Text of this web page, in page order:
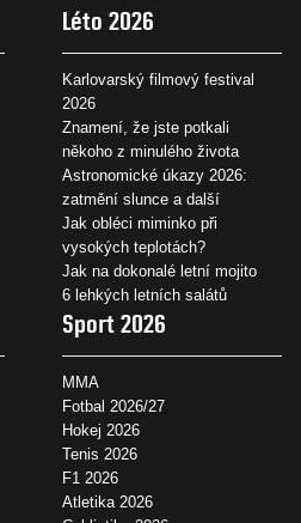
Léto 2026
Karlovarský filmový festival
2026
Znamení, že jste potkali
někoho z minulého života
Astronomické úkazy 2026:
zatmění slunce a další
Jak obléci miminko při
vysokých teplotách?
Jak na dokonalé letní mojito
6 lehkých letních salátů
Sport 2026
MMA
Fotbal 2026/27
Hokej 2026
Tenis 2026
F1 2026
Atletika 2026